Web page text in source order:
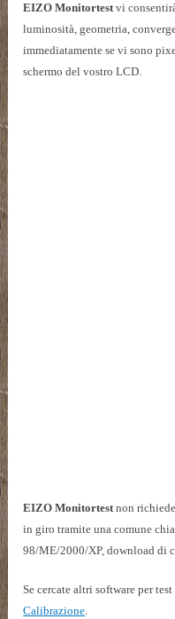
EIZO Monitortestvi
luminosità, geometria,
immediatamente se vi sono
schermo del vostro LCD.
EIZO Monitortestnon
in giro tramite una comune
98/ME/2000/XP, download di
Se cercate altri software per
Calibrazione.